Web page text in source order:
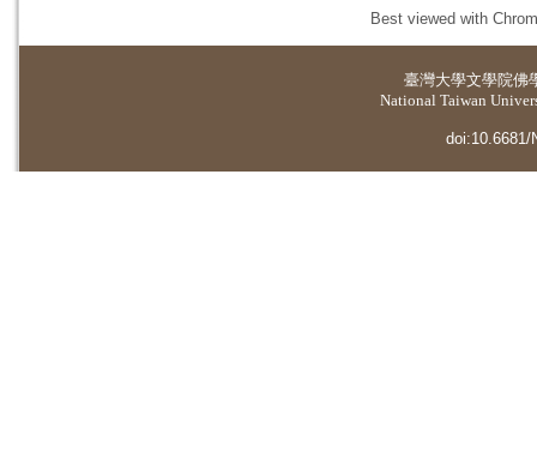
Best viewed with
臺灣大學文學院佛
National Taiwan
doi:10.6681/